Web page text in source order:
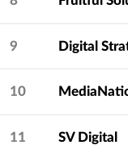
9 Digital
10
11 SV Digital